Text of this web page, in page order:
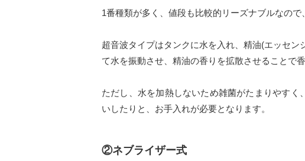
1番種類が多く、値段も比較的リーズナブルなので
超音波タイプはタンクに水を入れ、精油(エッセ
て水を振動させ、精油の香りを拡散させることで
ただし、水を加熱しないため雑菌がたまりやす
いしたりと、お手入れが必要となります。
②ネブライザー式